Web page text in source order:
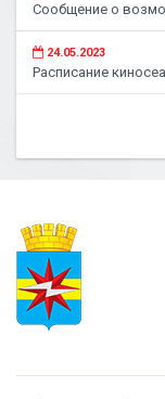
Сообщение о
24.05.2023
Расписание